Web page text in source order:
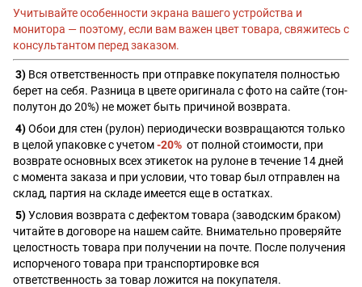
Учитывайте особенности экрана вашего устройства и
монитора — поэтому, если вам важен цвет товара, свяжитесь с
консультантом перед заказом.
3) Вся ответственность при отправке покупателя полностью
берет на себя. Разница в цвете оригинала с фото на сайте (тон-
полутон до 20%) не может быть причиной возврата.
4)Обои для стен (рулон) периодически возвращаются только
в целой упаковке с учетом-20% от полной стоимости, при
возврате основных всех этикеток на рулоне в течение 14 дней
с момента заказа и при условии, что товар был отправлен на
склад, партия на складе имеется еще в остатках.
5)Условия возврата с дефектом товара (заводским браком)
читайте в договоре на нашем сайте. Внимательно проверяйте
целостность товара при получении на почте. После получения
испорченого товара при транспортировке вся
ответственность за товар ложится на покупателя.